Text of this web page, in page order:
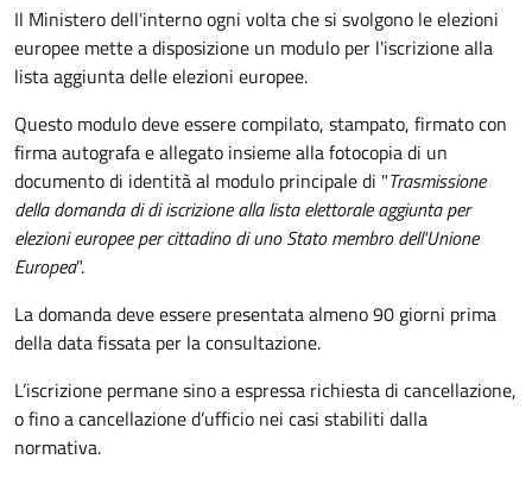
Il Ministero dell'interno ogni volta che si svolgono le elezioni
europee mette a disposizione un modulo per l'iscrizione alla
lista aggiunta delle elezioni europee.
Questo modulo deve essere compilato, stampato, firmato con
firma autografa e allegato insieme alla fotocopia di un
documento di identità al modulo principale di "Trasmissione
della domanda di di iscrizione alla lista elettorale aggiunta per
elezioni europee per cittadino di uno Stato membro dell'Unione
Europea".
La domanda deve essere presentata almeno 90 giorni prima
della data fissata per la consultazione.
L’iscrizione permane sino a espressa richiesta di cancellazione,
o fino a cancellazione d’ufficio nei casi stabiliti dalla
normativa.